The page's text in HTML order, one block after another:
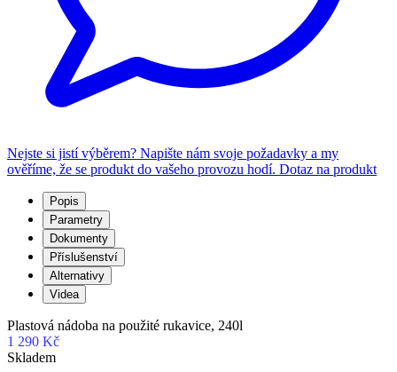
Nejste si jistí výběrem? Napište nám svoje požadavky a my
ověříme, že se produkt do vašeho provozu hodí. Dotaz na produkt
Popis
Parametry
Dokumenty
Příslušenství
Alternativy
Videa
Plastová nádoba na použité rukavice, 240l
1 290 Kč
Skladem